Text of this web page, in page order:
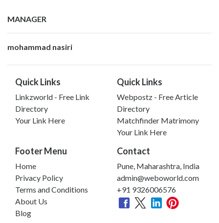
MANAGER
mohammad nasiri
Quick Links
Linkzworld - Free Link
Directory
Your Link Here
Quick Links
Webpostz - Free Article
Directory
Matchfinder Matrimony
Your Link Here
Footer Menu
Home
Privacy Policy
Terms and Conditions
About Us
Blog
Contact
Pune, Maharashtra, India
admin@weboworld.com
+91 9326006576